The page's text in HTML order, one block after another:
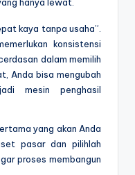
hanya lewat.
kaya tanpa usaha”.
konsistensi
dalam memilih
Anda bisa mengubah
mesin penghasil
yang akan Anda
pasar dan pilihlah
proses membangun